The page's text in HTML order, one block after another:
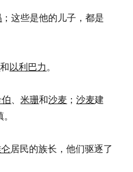
；这些是他的儿子，都是
和以利巴力。
、米珊和沙麦 ；沙麦建
居民的族长，他们驱逐了